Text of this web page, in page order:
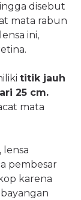
disebut
mata rabun
ini,
titik jauh
25 cm.
mata
pembesar
karena